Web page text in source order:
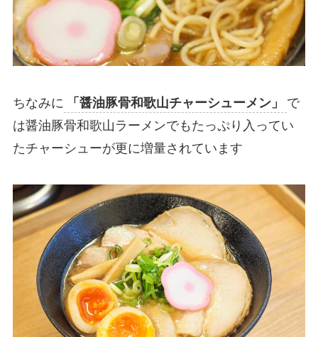
ちなみに 「醤油豚骨和歌山チャーシューメン」
で
は醤油豚骨和歌山ラーメンでもたっぷり入ってい
たチャーシューが更に増量されています